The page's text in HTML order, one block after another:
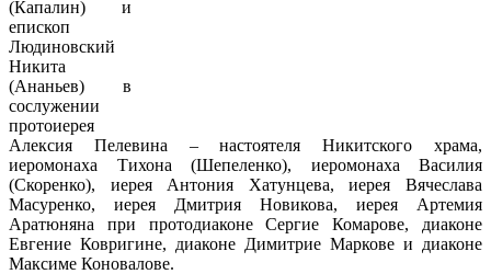
(Капалин) и
епископ
Людиновский
Никита
(Ананьев) в
сослужении
протоиерея
Алексия Пелевина – настоятеля Никитского храма,
иеромонаха Тихона (Шепеленко), иеромонаха Василия
(Скоренко), иерея Антония Хатунцева, иерея Вячеслава
Масуренко, иерея Дмитрия Новикова, иерея Артемия
Аратюняна при протодиаконе Сергие Комарове, диаконе
Евгение Ковригине, диаконе Димитрие Маркове и диаконе
Максиме Коновалове.